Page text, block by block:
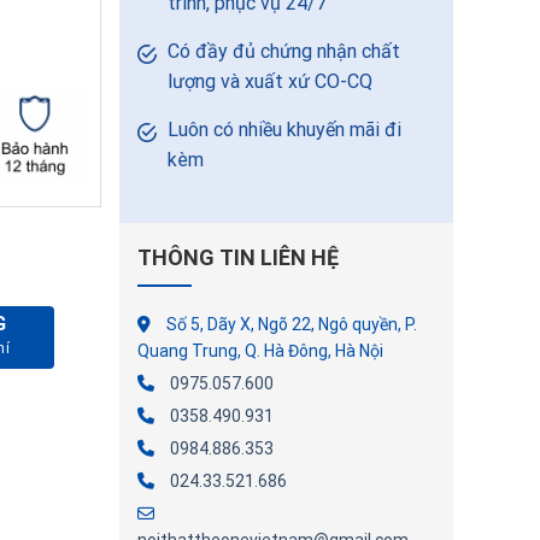
số lượng
Có đầy đủ chứng nhận chất
lượng và xuất xứ CO-CQ
Luôn có nhiều khuyến mãi đi
kèm
THÔNG TIN LIÊN HỆ
Số 5, Dãy X, Ngõ 22, Ngô quyền, P.
Quang Trung, Q. Hà Đông, Hà Nội
0975.057.600
0358.490.931
0984.886.353
024.33.521.686